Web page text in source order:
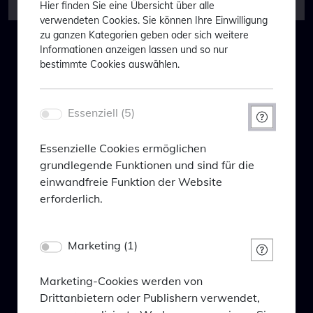
BlackPoint Evolution Fund
Trotz der schwierigen Marktbedingungen hat unser
Leistung gezeigt. Im Vergleich zu seiner Peer Group
) und insbesondere gegenüber passiven
Multi-Asset-ETFs der Kategorie "ausgewogen" hat
unser Ansatz seine Überlegenheit eindrucksvoll
unter Beweis gestellt.
für Wertentwicklung
Vergleichsgruppe** (per
Monatsultimo)
Willkommen bei BlackPoint
Welcome to BlackPoint Asset
Management
Um Ihnen maßgeschneiderte
Informationen anzeigen zu können,
bitten wir Sie Folgendes einzugeben:
In order to be able to show you tailor-
the following:
Ihr Profil* / Your profile*
Hier finden Sie eine Übersicht über alle
verwendeten Cookies. Sie können Ihre Einwilligung
zu ganzen Kategorien geben oder sich weitere
Informationen anzeigen lassen und so nur
bestimmte Cookies auswählen.
Essenziell (5)
Essenzielle Cookies ermöglichen
grundlegende Funktionen und sind für die
einwandfreie Funktion der Website
erforderlich.
PHPSESSID
Eigentümer dieser Website
Zweck
Session-Cookie von PHP, dient zur Erkennung
Marketing (1)
Marketing-Cookies werden von
Drittanbietern oder Publishern verwendet,